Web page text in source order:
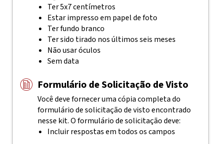
Ter 5x7 centímetros
Estar impresso em papel de foto
Ter fundo branco
Ter sido tirado nos últimos seis meses
Não usar óculos
Sem data
Formulário de Solicitação de Visto
Você deve fornecer uma cópia completa do
formulário de solicitação de visto encontrado
nesse kit. O formulário de solicitação deve:
Incluir respostas em todos os campos